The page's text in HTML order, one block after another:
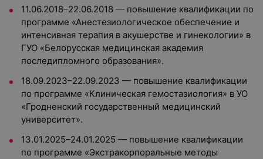
11.06.2018–22.06.2018 — повышение квалификации по
программе «Анестезиологическое обеспечение и
интенсивная терапия в акушерстве и гинекологии» в
ГУО «Белорусская медицинская академия
последипломного образования».
18.09.2023–22.09.2023 — повышение квалификации
по программе «Клиническая гемостазиология» в УО
«Гродненский государственный медицинский
университет».
13.01.2025–24.01.2025 — повышение квалификации
по программе «Экстракорпоральные методы